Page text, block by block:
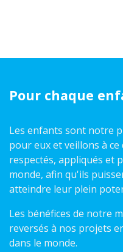
Pour chaque
Les enfants sont notre
pour eux et veillons à
respectés, appliqués et
monde, afin qu'ils
atteindre leur plein
Les bénéfices de notre
reversés à nos projets
dans le monde.